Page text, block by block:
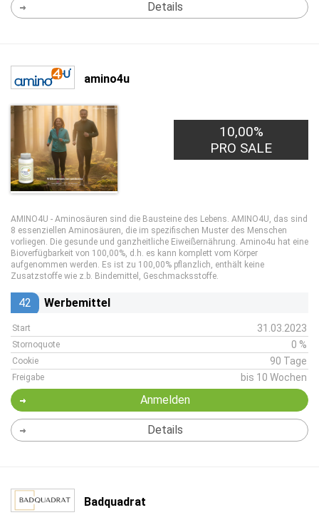
Details
amino4u
10,00%
PRO SALE
AMINO4U - Aminosäuren sind die Bausteine des Lebens. AMINO4U, das sind
8 essenziellen Aminosäuren, die im spezifischen Muster des Menschen
vorliegen. Die gesunde und ganzheitliche Eiweißernährung. Amino4u hat eine
Bioverfügbarkeit von 100,00%, d.h. es kann komplett vom Körper
aufgenommen werden. Es ist zu 100,00% pflanzlich, enthält keine
Zusatzstoffe wie z.b. Bindemittel, Geschmacksstoffe.
42 Werbemittel
Start 31.03.2023
Stornoquote 0 %
Cookie 90 Tage
Freigabe bis 10 Wochen
Anmelden
Details
Badquadrat